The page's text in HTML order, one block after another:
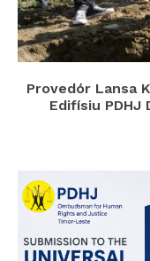
Provedór Lansa
Edifísiu PDHJ